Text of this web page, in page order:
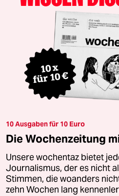
10 Ausgaben für 10 Euro
Die Wochenzeitung
Unsere wochentaz bietet
Journalismus, der es nicht
Stimmen, die woanders
zehn Wochen lang